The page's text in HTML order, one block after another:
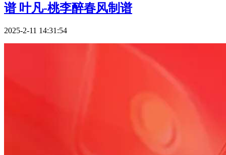
谱 叶凡-桃李醉春风制谱
2025-2-11 14:31:54